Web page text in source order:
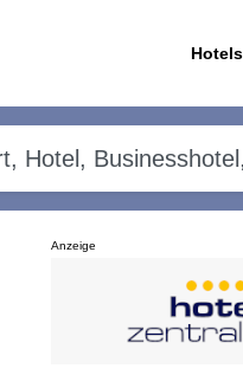
Hotels
Anzeige